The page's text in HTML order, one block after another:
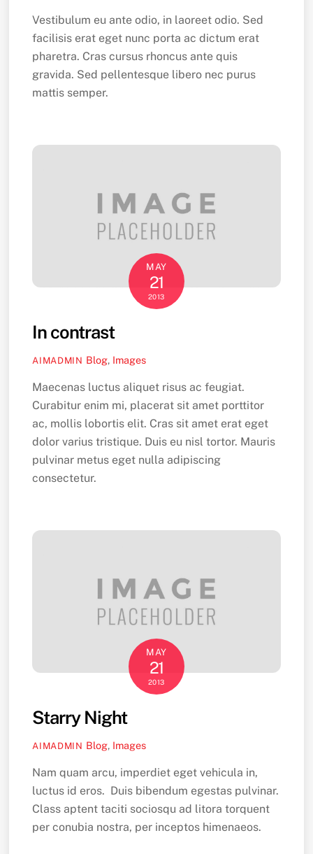
Vestibulum eu ante odio, in laoreet odio. Sed
facilisis erat eget nunc porta ac dictum erat
pharetra. Cras cursus rhoncus ante quis
gravida. Sed pellentesque libero nec purus
mattis semper.
MAY
21
2013
In contrast
AIMADMIN Blog, Images
Maecenas luctus aliquet risus ac feugiat.
Curabitur enim mi, placerat sit amet porttitor
ac, mollis lobortis elit. Cras sit amet erat eget
dolor varius tristique. Duis eu nisl tortor. Mauris
pulvinar metus eget nulla adipiscing
consectetur.
MAY
21
2013
Starry Night
AIMADMIN Blog, Images
Nam quam arcu, imperdiet eget vehicula in,
luctus id eros. Duis bibendum egestas pulvinar.
Class aptent taciti sociosqu ad litora torquent
per conubia nostra, per inceptos himenaeos.